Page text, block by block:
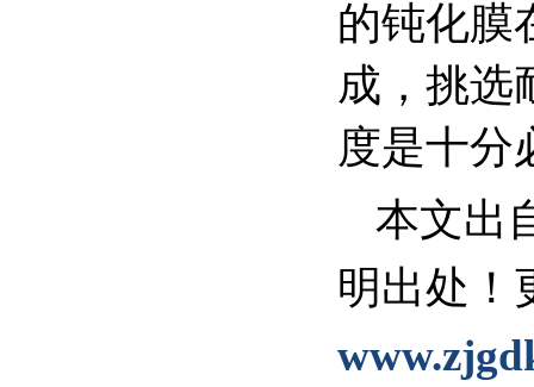
的钝化膜
成，挑选
度是十分
本文出
明出处！